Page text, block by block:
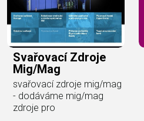
Svařovací Zdroje
Mig/mag
svařovací zdroje mig/mag
- dodáváme mig/mag
zdroje pro